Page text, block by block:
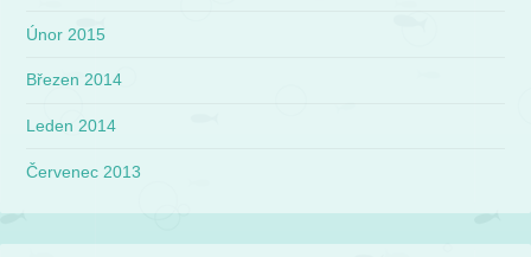
Únor 2015
Březen 2014
Leden 2014
Červenec 2013